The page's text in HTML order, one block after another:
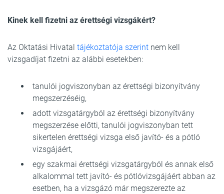
Kinek kell fizetni az érettségi vizsgákért?
Az Oktatási Hivatal tájékoztatója szerint nem kell
vizsgadíjat fizetni az alábbi esetekben:
tanulói jogviszonyban az érettségi bizonyítvány
megszerzéséig,
adott vizsgatárgyból az érettségi bizonyítvány
megszerzése előtti, tanulói jogviszonyban tett
sikertelen érettségi vizsga első javító- és a pótló
vizsgájáért,
egy szakmai érettségi vizsgatárgyból és annak első
alkalommal tett javító- és pótlóvizsgájáért abban az
esetben, ha a vizsgázó már megszerezte az